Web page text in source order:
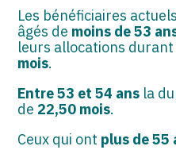
Les bénéficiaires
âgés de moins de 53
leurs allocations
mois.
Entre 53 et 54 ans la
de 22,50 mois.
Ceux qui ont plus de 55